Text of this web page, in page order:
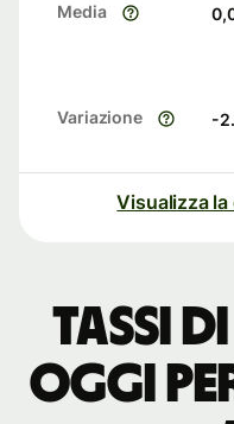
Media
Variazione -
Visualizza
Tassi
oggi